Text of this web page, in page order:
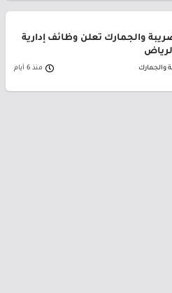
والجمارك تعلن وظائف إدارية
والجمارك منذ 6 أيام